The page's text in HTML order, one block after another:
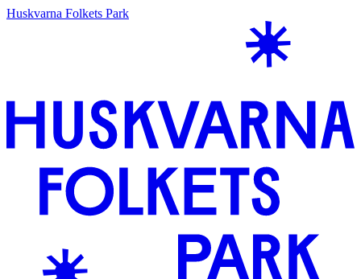
Huskvarna Folkets Park